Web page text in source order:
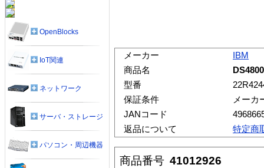
メーカー
IBM
商品名
型番
保証条件
メーカ
JANコード
返品について
特定商
商品番号 41012926
OpenBlocks
IoT関連
ネットワーク
サーバ・ストレージ
パソコン・周辺機器